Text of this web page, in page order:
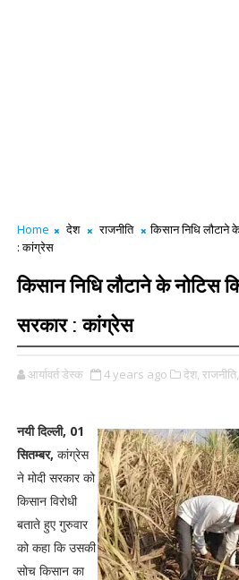
Home देश राजनीति
किसान निधि लौटाने
: कांग्रेस
किसान निधि लौटाने के नोटिस
सरकार : कांग्रेस
आर्यावर्त डेस्क 4 years ago देश, राजनीति,
नयी दिल्ली, 01
सितम्बर, कांग्रेस
ने मोदी सरकार को
किसान विरोधी
बताते हुए गुरुवार
को कहा कि उसकी
सोच किसान का